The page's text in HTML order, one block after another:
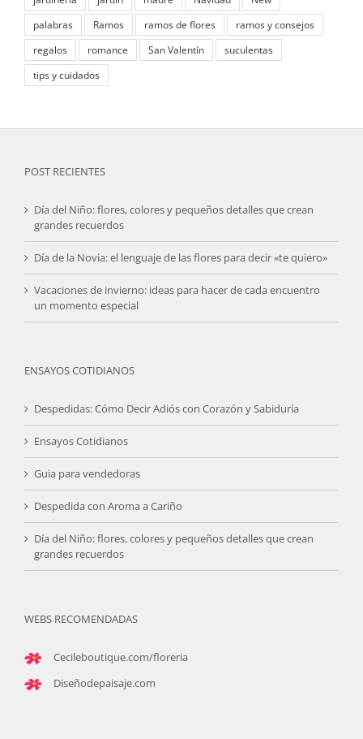
palabras
Ramos ramos de flores
ramos y consejos
regalos
romance San Valentín
suculentas
tips y cuidados
POST RECIENTES
Día del Niño: flores, colores y pequeños detalles que crean
grandes recuerdos
Día de la Novia: el lenguaje de las flores para decir «te quiero»
Vacaciones de invierno: ideas para hacer de cada encuentro
un momento especial
ENSAYOS COTIDIANOS
Despedidas: Cómo Decir Adiós con Corazón y Sabiduría
Ensayos Cotidianos
Guia para vendedoras
Despedida con Aroma a Cariño
Día del Niño: flores, colores y pequeños detalles que crean
grandes recuerdos
WEBS RECOMENDADAS
Cecileboutique.com/floreria
Diseñodepaisaje.com